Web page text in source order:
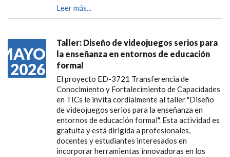
Leer más...
2026
Taller: Diseño de videojuegos serios para
la enseñanza en entornos de educación
formal
El proyecto ED-3721 Transferencia de
Conocimiento y Fortalecimiento de Capacidades
en TICs le invita cordialmente al taller "Diseño
de videojuegos serios para la enseñanza en
entornos de educación formal". Esta actividad es
gratuita y está dirigida a profesionales,
docentes y estudiantes interesados en
incorporar herramientas innovadoras en los